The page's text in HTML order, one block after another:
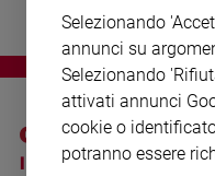
Volontariato
Diritti
Aziende
valore
Caso
I SITI SAN PAOLO
Selezionando
annunci su
Selezionando
attivati annunci
cookie o
potranno essere